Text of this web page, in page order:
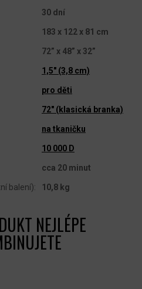
30 dní
183 x 122 x 81 cm
72” x 48” x 32”
1,5" (3,8 cm)
pro děti
72" (klasická branka)
na tkaničku
10 000 D
cca 20 minut
balení): 10,8 kg